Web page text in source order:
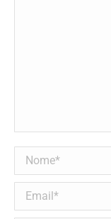
Nome *
Email *